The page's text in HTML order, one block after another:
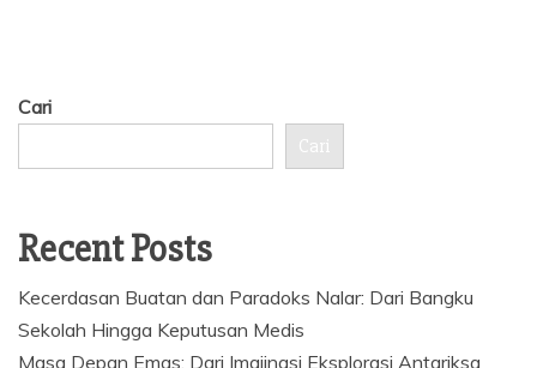
Cari
Cari
Recent Posts
Kecerdasan Buatan dan Paradoks Nalar: Dari Bangku
Sekolah Hingga Keputusan Medis
Masa Depan Emas: Dari Imajinasi Eksplorasi Antariksa